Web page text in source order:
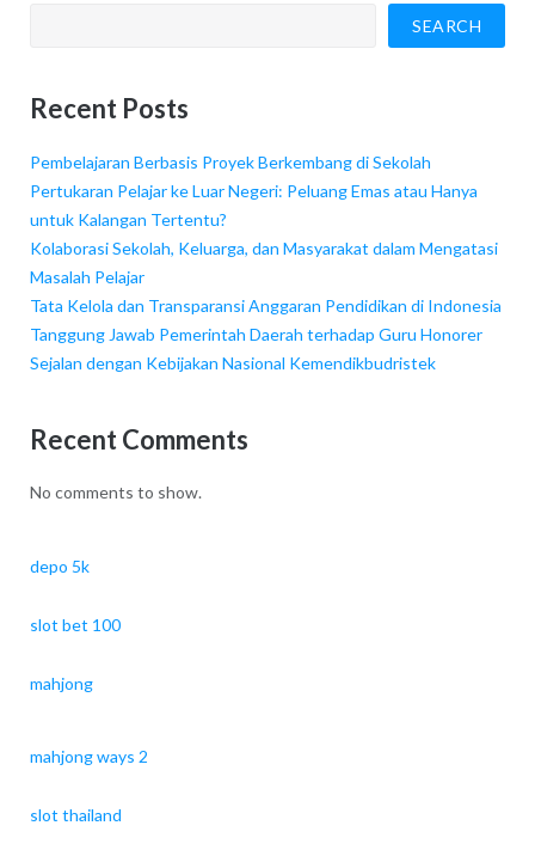
SEARCH
Recent Posts
Pembelajaran Berbasis Proyek Berkembang di Sekolah
Pertukaran Pelajar ke Luar Negeri: Peluang Emas atau Hanya
untuk Kalangan Tertentu?
Kolaborasi Sekolah, Keluarga, dan Masyarakat dalam Mengatasi
Masalah Pelajar
Tata Kelola dan Transparansi Anggaran Pendidikan di Indonesia
Tanggung Jawab Pemerintah Daerah terhadap Guru Honorer
Sejalan dengan Kebijakan Nasional Kemendikbudristek
Recent Comments
No comments to show.
depo 5k
slot bet 100
mahjong
mahjong ways 2
slot thailand